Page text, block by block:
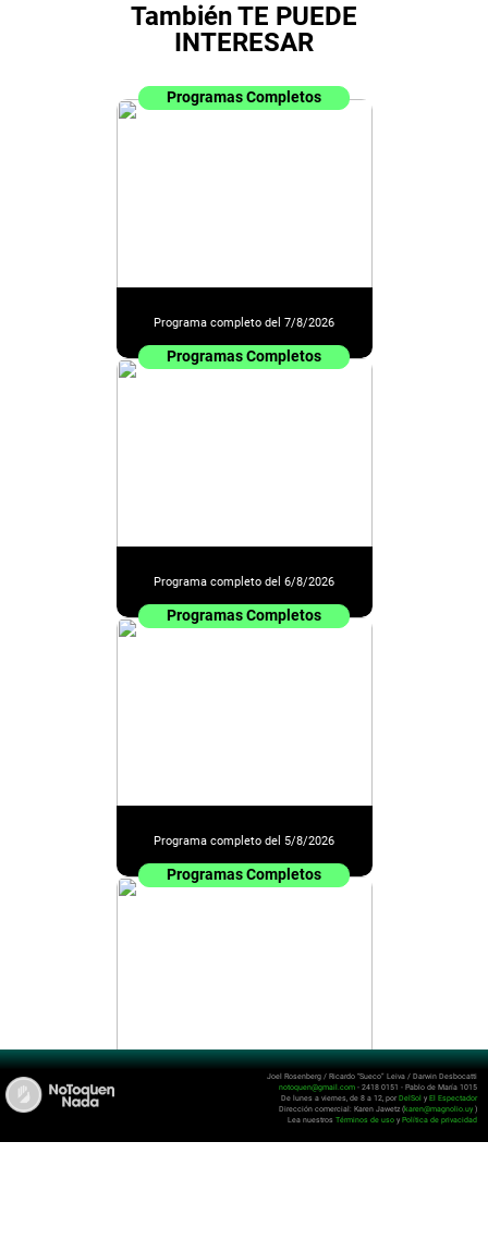
También TE PUEDE
INTERESAR
Programas Completos
Programa completo del 7/8/2026
Programas Completos
Programa completo del 6/8/2026
Programas Completos
Programa completo del 5/8/2026
Programas Completos
Programa completo del 4/8/2026
Joel Rosenberg / Ricardo “Sueco” Leiva / Darwin Desbocatti
notoquen@gmail.com - 2418 0151 - Pablo de María 1015
De lunes a viernes, de 8 a 12, porDelSol y El Espectador
Dirección comercial: Karen Jawetz (karen@magnolio.uy )
Lea nuestros Términos de uso y Política de privacidad